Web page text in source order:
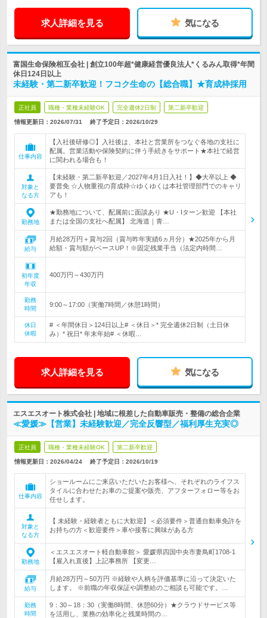
求人詳細を見る 気になる
富国生命保険相互会社 | 創立100年超*健康経営優良法人*くるみん取得*年間
休日124日以上
未経験・第二新卒歓迎！フコク生命の【総合職】★育成枠採用
正社員 職種・業種未経験OK 完全週休2日制 第二新卒歓迎
情報更新日：2026/07/31 終了予定日： 2026/10/29
仕事内容
【入社後研修◎】入社後は、本社と営業所をつなぐ各地の支社に
配属。営業活動や保険契約に伴う手続きをサポート★本社で経営
に関われる場合も！
対象と
なる方
【未経験・第二新卒歓迎／2027年4月1日入社！】◆大卒以上 ◆
要普免 ☆人物重視の育成枠☆ゆくゆくは本社管理部門でのキャリ
アも！
勤務地
★勤務地について、配属前に面談あり ★U・Iターン歓迎 【本社
または全国の支社へ配属】 北海道｜青…
給与
月給28万円＋賞与2回（賞与昨年実績6ヵ月分）★2025年から月
給額・賞与額がベースUP！※固定残業手当（法定内時間…
初年度
年収
400万円～430万円
勤務
時間
9:00～17:00（実働7時間／休憩1時間）
休日
休暇
# ＜年間休日＞124日以上# ＜休日＞* 完全週休2日制（土日休
み）* 祝日* 年末年始# ＜休暇…
求人詳細を見る 気になる
エスエスオート株式会社 | 地域に根差した自動車販売・整備の総合企業
≪愛媛≫【営業】未経験歓迎／完全反響型／福利厚生充実◎
正社員 職種・業種未経験OK 第二新卒歓迎
情報更新日：2026/04/24 終了予定日： 2026/10/19
仕事内容
ショールームにご来店いただいたお客様へ、それぞれのライフス
タイルに合わせたお車のご提案や販売、アフターフォロー等をお
任せします。
対象と
なる方
【 未経験・経験者ともに大歓迎】＜必須要件＞普通自動車免許を
お持ちの方＜歓迎要件＞車や接客に興味がある方
勤務地
＜エスエスオート軽自動車館＞ 愛媛県四国中央市妻鳥町1708-1
【雇入れ直後】上記事務所 【変更…
給与
月給28万円～50万円 ※経験や人柄を評価基準に沿って決定いた
します。 ※前職の年収保証や調整給のご相談も可能です。…
勤務
時間
9：30～18：30（実働8時間、休憩60分）★クラウドサービス等
を活用し、業務の効率化と残業時間の…